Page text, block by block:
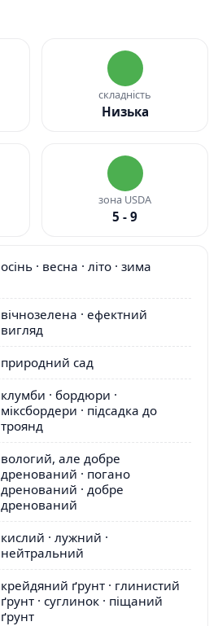
складність
Низька
зона USDA
5 - 9
осінь · весна · літо · зима
вічнозелена · ефектний
вигляд
природний сад
клумби · бордюри ·
міксбордери · підсадка до
троянд
вологий, але добре
дренований · погано
дренований · добре
дренований
кислий · лужний ·
нейтральний
крейдяний ґрунт · глинистий
ґрунт · суглинок · піщаний
ґрунт